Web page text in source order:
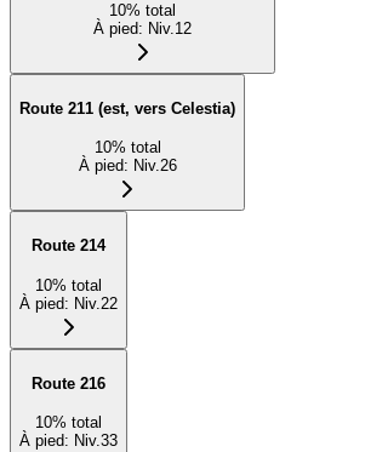
10% total
À pied: Niv.12
Route 211 (est, vers Celestia)
10% total
À pied: Niv.26
Route 214
10% total
À pied: Niv.22
Route 216
10% total
À pied: Niv.33